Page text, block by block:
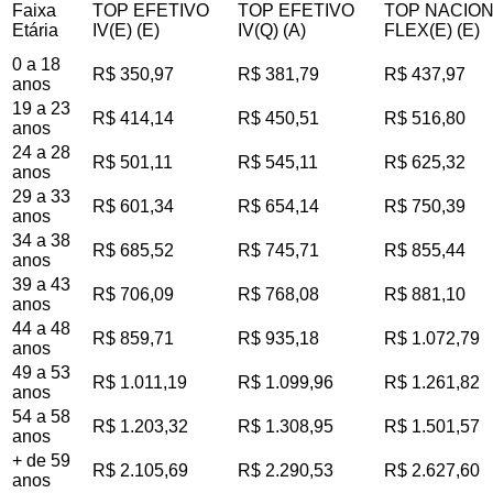
Faixa
Etária
TOP EFETIVO
IV(E) (E)
TOP EFETIVO
IV(Q) (A)
TOP
FLEX(E) (E)
0 a 18
anos
R$ 350,97 R$ 381,79
R$ 437,97
19 a 23
anos
R$ 414,14 R$ 450,51
R$ 516,80
24 a 28
anos
R$ 501,11 R$ 545,11
R$ 625,32
29 a 33
anos
R$ 601,34 R$ 654,14
R$ 750,39
34 a 38
anos
R$ 685,52 R$ 745,71
R$ 855,44
39 a 43
anos
R$ 706,09 R$ 768,08
R$ 881,10
44 a 48
anos
R$ 859,71 R$ 935,18
R$ 1.072,79
49 a 53
anos
R$ 1.011,19 R$ 1.099,96
R$ 1.261,82
54 a 58
anos
R$ 1.203,32 R$ 1.308,95
R$ 1.501,57
+ de 59
anos
R$ 2.105,69 R$ 2.290,53 R$ 2.627,60